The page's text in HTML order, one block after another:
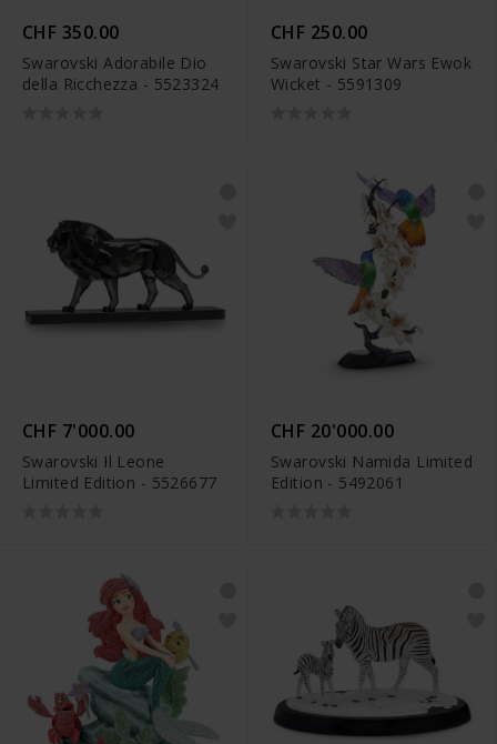
CHF 350.00
Swarovski Adorabile Dio
della Ricchezza - 5523324
CHF 250.00
Swarovski Star Wars Ewok
Wicket - 5591309
CHF 7'000.00
Swarovski Il Leone
Limited Edition - 5526677
CHF 20'000.00
Swarovski Namida Limited
Edition - 5492061